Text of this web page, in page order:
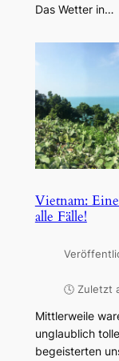
Das Wetter in…
Vietnam:
alle Fälle!
🕓 Zuletzt
Mittlerweile
unglaublich
begeisterten